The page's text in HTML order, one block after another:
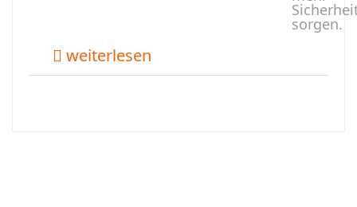
sorgen.
weiterlesen